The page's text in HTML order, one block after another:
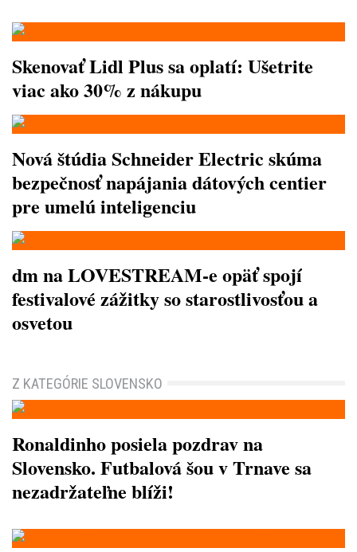
Skenovať Lidl Plus sa oplatí: Ušetrite
viac ako 30% z nákupu
Nová štúdia Schneider Electric skúma
bezpečnosť napájania dátových centier
pre umelú inteligenciu
dm na LOVESTREAM-e opäť spojí
festivalové zážitky so starostlivosťou a
osvetou
Z KATEGÓRIE SLOVENSKO
Ronaldinho posiela pozdrav na
Slovensko. Futbalová šou v Trnave sa
nezadržateľne blíži!